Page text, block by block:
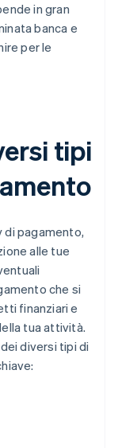
in gran
banca e
per le
tipi
di pagamento,
alle tue
che si
finanziari e
tua attività.
diversi tipi di